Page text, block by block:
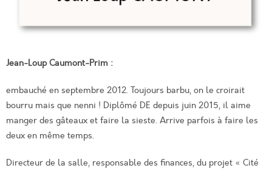
Jean-Loup Caumont-Prim :
embauché en septembre 2012. Toujours barbu, on le croirait
bourru mais que nenni ! Diplômé DE depuis juin 2015, il aime
manger des gâteaux et faire la sieste. Arrive parfois à faire les
deux en même temps.
Directeur de la salle, responsable des finances, du projet « Cité